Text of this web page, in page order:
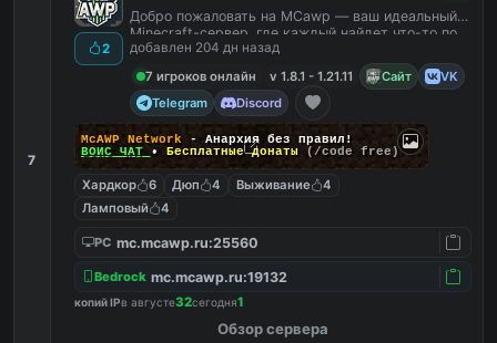
7
2
Добро пожаловать на MCawp — ваш идеальный
Minecraft-сервер, где каждый найдет что-то по
душе!
добавлен 204 дн назад
7 игроков онлайн
v 1.8.1 - 1.21.11 Сайт
VK
Telegram
Discord
McAWP Network
- Анархия без правил!
ВОЙС ЧАТ
• Бесплатные донаты (/code free)
Хардкор 6 Дюп 4 Выживание
4
Ламповый
4
PC mc.mcawp.ru:25560
Bedrock mc.mcawp.ru:19132
копий IPв августе32сегодня1
Обзор сервера